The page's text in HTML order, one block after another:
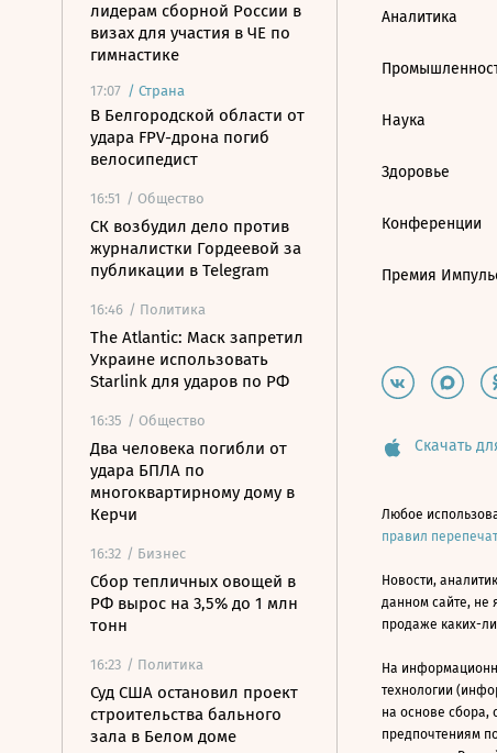
лидерам сборной России в
визах для участия в ЧЕ по
гимнастике
17:07 / Страна
В Белгородской области от
удара FPV-дрона погиб
велосипедист
16:51 / Общество
СК возбудил дело против
журналистки Гордеевой за
публикации в Telegram
16:46 / Политика
The Atlantic: Маск запретил
Украине использовать
Starlink для ударов по РФ
16:35 / Общество
Два человека погибли от
удара БПЛА по
многоквартирному дому в
Керчи
16:32 / Бизнес
Сбор тепличных овощей в
РФ вырос на 3,5% до 1 млн
тонн
16:23 / Политика
Суд США остановил проект
строительства бального
зала в Белом доме
Аналитика
Наука
Здоровье
Конференции
Премия
Скачать
Любое
правил
Новости,
данном сайте, не
продаже каких-
На
технологии
на основе сбора,
предпочтениям